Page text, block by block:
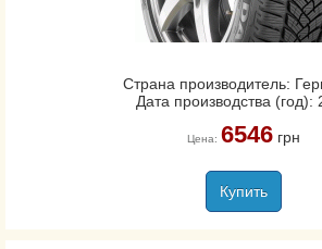
Страна производитель:
Дата производства (год):
Цена: 6546грн
Купить